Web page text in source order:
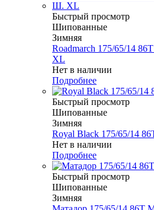
Быстрый просмотр
Шипованные
Зимняя
Roadmarch 175/65/14
XL
Нет в наличии
Подробнее
Быстрый просмотр
Шипованные
Зимняя
Royal Black 175/65/14
Нет в наличии
Подробнее
Быстрый просмотр
Шипованные
Зимняя